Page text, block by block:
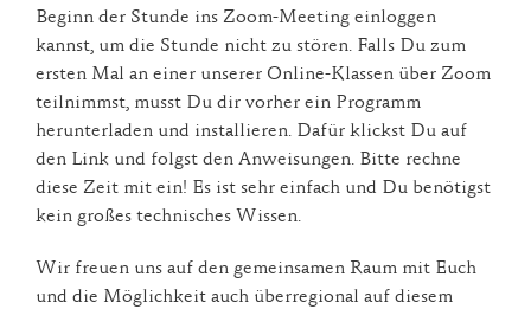
Beginn der Stunde ins Zoom-Meeting einloggen
kannst, um die Stunde nicht zu stören. Falls Du zum
ersten Mal an einer unserer Online-Klassen über Zoom
teilnimmst, musst Du dir vorher ein Programm
herunterladen und installieren. Dafür klickst Du auf
den Link und folgst den Anweisungen. Bitte rechne
diese Zeit mit ein! Es ist sehr einfach und Du benötigst
kein großes technisches Wissen.
Wir freuen uns auf den gemeinsamen Raum mit Euch
und die Möglichkeit auch überregional auf diesem